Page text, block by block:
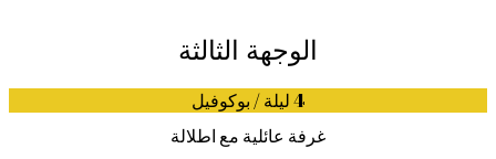
الوجهة الثالثة
4 ليلة / بوكوفيل
غرفة عائلية مع اطلالة